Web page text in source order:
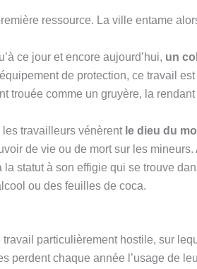
ressource. La ville entame
ce jour et encore aujourd’hui, un
de protection, ce travail
trouée comme un gruyère, la
travailleurs vénèrentle dieu du
de vie ou de mort sur les mineurs.
statut à son effigie qui se trouve
ou des feuilles de coca.
particulièrement hostile, sur
perdent chaque année l’usage de